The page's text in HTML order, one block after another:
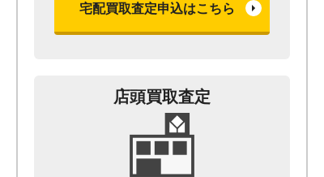
宅配買取査定申込はこちら
店頭買取査定